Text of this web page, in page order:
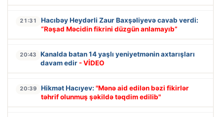
21:31
Hacıbəy Heydərli Zaur Baxşəliyevə cavab verdi:
“Rəşad Məcidin fikrini düzgün anlamayıb”
20:43
Kanalda batan 14 yaşlı yeniyetmənin axtarışları
davam edir - VİDEO
20:39 Hikmət Hacıyev: "Mənə aid edilən bəzi fikirlər
təhrif olunmuş şəkildə təqdim edilib"